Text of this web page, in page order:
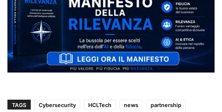
TAGS Cybersecurity HCLTech news
partnership